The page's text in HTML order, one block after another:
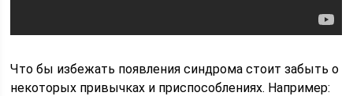
Что бы избежать появления синдрома стоит забыть о
некоторых привычках и приспособлениях. Например: